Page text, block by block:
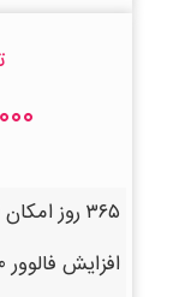
۴۸,۰۰۰
۳۶۵ روز امکان استفاده از پنل
افزایش فالوور ۳۰۰۰۰ تا ۵۳۰۰۰ نفر